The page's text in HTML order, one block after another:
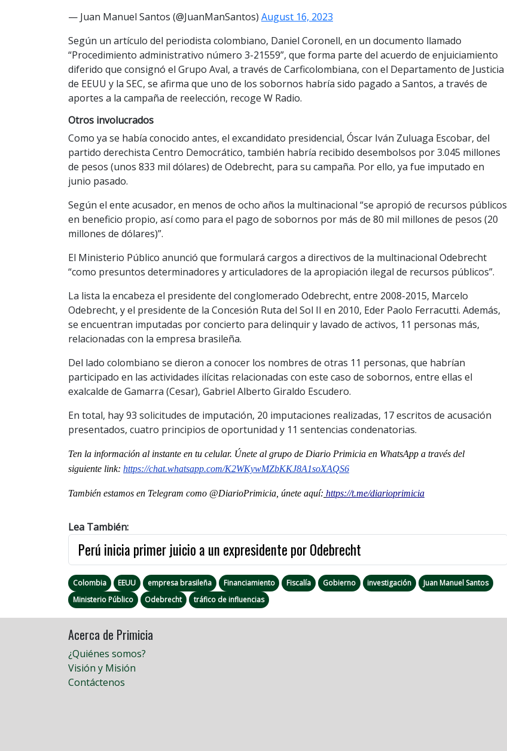
— Juan Manuel Santos (@JuanManSantos) August 16, 2023
Según un artículo del periodista colombiano, Daniel Coronell, en un documento llamado
“Procedimiento administrativo número 3-21559”, que forma parte del acuerdo de enjuiciamiento
diferido que consignó el Grupo Aval, a través de Carficolombiana, con el Departamento de Justicia
de EEUU y la SEC, se afirma que uno de los sobornos habría sido pagado a Santos, a través de
aportes a la campaña de reelección, recoge W Radio.
Otros involucrados
Como ya se había conocido antes, el excandidato presidencial, Óscar Iván Zuluaga Escobar, del
partido derechista Centro Democrático, también habría recibido desembolsos por 3.045 millones
de pesos (unos 833 mil dólares) de Odebrecht, para su campaña. Por ello, ya fue imputado en
junio pasado.
Según el ente acusador, en menos de ocho años la multinacional “se apropió de recursos públicos
en beneficio propio, así como para el pago de sobornos por más de 80 mil millones de pesos (20
millones de dólares)”.
El Ministerio Público anunció que formulará cargos a directivos de la multinacional Odebrecht
“como presuntos determinadores y articuladores de la apropiación ilegal de recursos públicos”.
La lista la encabeza el presidente del conglomerado Odebrecht, entre 2008-2015, Marcelo
Odebrecht, y el presidente de la Concesión Ruta del Sol II en 2010, Eder Paolo Ferracutti. Además,
se encuentran imputadas por concierto para delinquir y lavado de activos, 11 personas más,
relacionadas con la empresa brasileña.
Del lado colombiano se dieron a conocer los nombres de otras 11 personas, que habrían
participado en las actividades ilícitas relacionadas con este caso de sobornos, entre ellas el
exalcalde de Gamarra (Cesar), Gabriel Alberto Giraldo Escudero.
En total, hay 93 solicitudes de imputación, 20 imputaciones realizadas, 17 escritos de acusación
presentados, cuatro principios de oportunidad y 11 sentencias condenatorias.
Ten la información al instante en tu celular. Únete al grupo de Diario Primicia en WhatsApp a través del
siguiente link: https://chat.whatsapp.com/K2WKywMZbKKJ8A1soXAQS6
También estamos en Telegram como @DiarioPrimicia, únete aquí: https://t.me/diarioprimicia
Lea También:
Perú inicia primer juicio a un expresidente por Odebrecht
Colombia EEUU empresa brasileña Financiamiento Fiscalía Gobierno investigación
Juan Manuel Santos
Ministerio Público
Odebrecht tráfico de influencias
Acerca de Primicia
¿Quiénes somos?
Visión y Misión
Contáctenos